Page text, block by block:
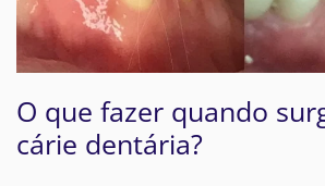
O que fazer quando
cárie dentária?